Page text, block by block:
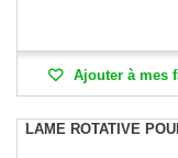
Ajouter à mes
LAME ROTATIVE